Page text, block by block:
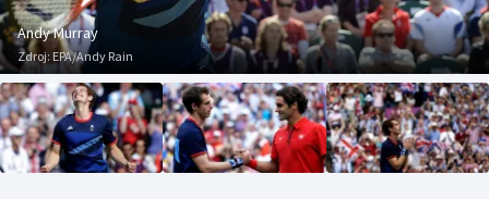
Baseball a softbal
Basketbal
Biatlon
Boby a skeleton
Soutěže
Historické návraty
Aplikace ČT sport
AZ kvíz
Andy Murray
Zdroj: EPA/Andy Rain